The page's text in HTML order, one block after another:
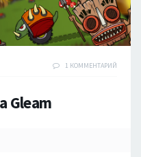
1 КОММЕНТАРИЙ
Gleam